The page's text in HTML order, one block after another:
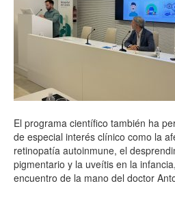
El programa científico también ha
de especial interés clínico como la
retinopatía autoinmune, el
pigmentario y la uveítis en la
encuentro de la mano del doctor